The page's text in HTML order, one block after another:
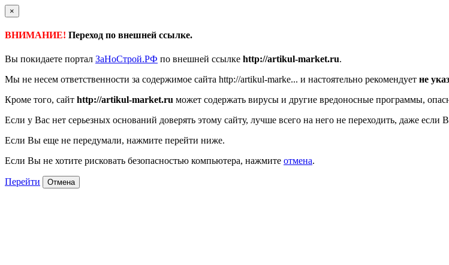
×
ВНИМАНИЕ! Переход по внешней ссылке.
Вы покидаете портал ЗаНоСтрой.РФ по внешней ссылке http://artikul-market.ru.
Мы не несем ответственности за содержимое сайта http://artikul-marke... и настоятельно рекомендует не
Кроме того, сайт http://artikul-market.ru может содержать вирусы и другие вредоносные программы,
Если у Вас нет серьезных оснований доверять этому сайту, лучше всего на него не переходить, даже
Если Вы еще не передумали, нажмите перейти ниже.
Если Вы не хотите рисковать безопасностью компьютера, нажмите отмена.
Перейти Отмена